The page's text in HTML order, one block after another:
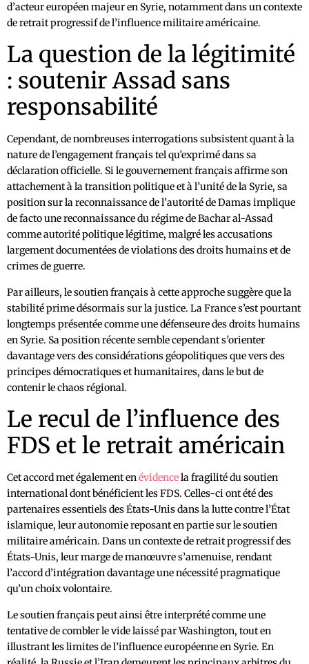
d’acteur européen majeur en Syrie, notamment dans un contexte
de retrait progressif de l’influence militaire américaine.
La question de la légitimité
: soutenir Assad sans
responsabilité
Cependant, de nombreuses interrogations subsistent quant à la
nature de l’engagement français tel qu’exprimé dans sa
déclaration officielle. Si le gouvernement français affirme son
attachement à la transition politique et à l’unité de la Syrie, sa
position sur la reconnaissance de l’autorité de Damas implique
de facto une reconnaissance du régime de Bachar al-Assad
comme autorité politique légitime, malgré les accusations
largement documentées de violations des droits humains et de
crimes de guerre.
Par ailleurs, le soutien français à cette approche suggère que la
stabilité prime désormais sur la justice. La France s’est pourtant
longtemps présentée comme une défenseure des droits humains
en Syrie. Sa position récente semble cependant s’orienter
davantage vers des considérations géopolitiques que vers des
principes démocratiques et humanitaires, dans le but de
contenir le chaos régional.
Le recul de l’influence des
FDS et le retrait américain
Cet accord met également enévidencela fragilité du soutien
international dont bénéficient les FDS. Celles-ci ont été des
partenaires essentiels des États-Unis dans la lutte contre l’État
islamique, leur autonomie reposant en partie sur le soutien
militaire américain. Dans un contexte de retrait progressif des
États-Unis, leur marge de manœuvre s’amenuise, rendant
l’accord d’intégration davantage une nécessité pragmatique
qu’un choix volontaire.
Le soutien français peut ainsi être interprété comme une
tentative de combler le vide laissé par Washington, tout en
illustrant les limites de l’influence européenne en Syrie. En